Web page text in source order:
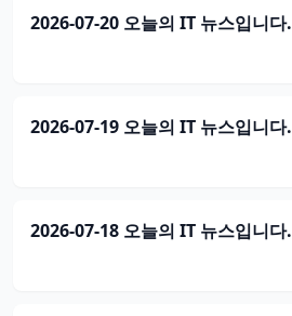
2026-07-20 오늘의 IT 뉴스입니다.
2026-07-19 오늘의 IT 뉴스입니다.
2026-07-18 오늘의 IT 뉴스입니다.